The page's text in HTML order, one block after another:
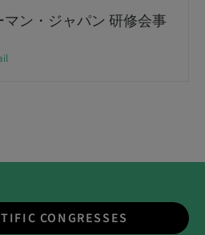
マン・ジャパン 研修会事
CONGRESSES